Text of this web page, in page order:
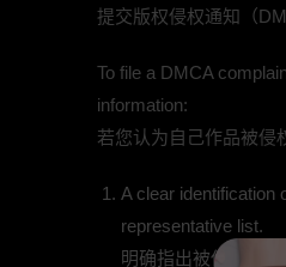
提交版权侵权通知（
To file a DMCA
information:
若您认为自己作品被侵
A clear identification
representative list.
明确指出被侵权的